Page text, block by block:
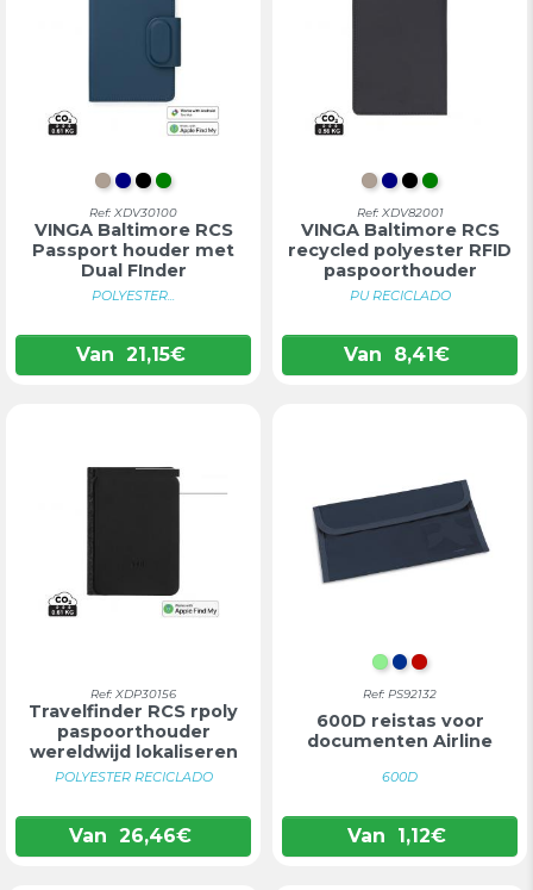
GRIJSBEIGE
DONKERBLAUW
ZWART
GROEN
Ref: XDV30100
VINGA Baltimore RCS
Passport houder met
Dual FInder
POLYESTER...
Van 21,15€
GRIJSBEIGE
ZWART
GROEN
Ref: XDV82001
VINGA Baltimore RCS
recycled polyester RFID
paspoorthouder
PU RECICLADO
Van 8,41€
Ref: XDP30156
Travelfinder RCS rpoly
paspoorthouder
wereldwijd lokaliseren
POLYESTER RECICLADO
Van 26,46€
LICHTGROEN
BLAUW
ROOD
Ref: PS92132
600D reistas voor
documenten Airline
600D
Van 1,12€